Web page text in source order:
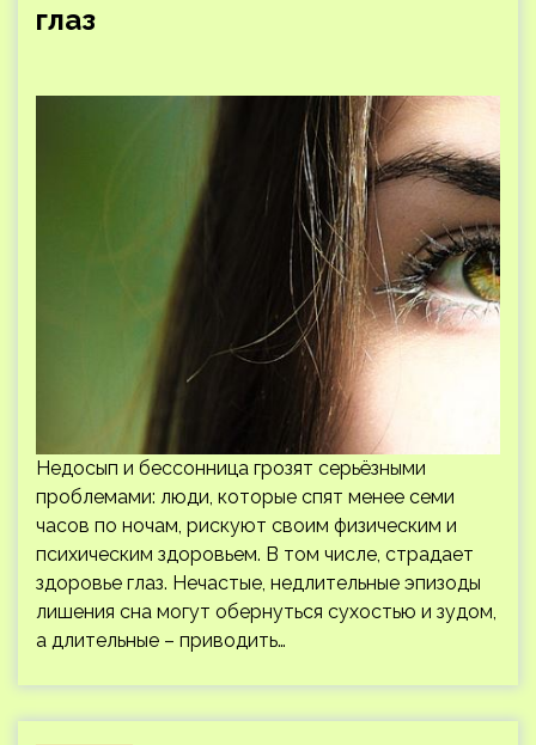
глаз
Недосып и бессонница грозят серьёзными
проблемами: люди, которые спят менее семи
часов по ночам, рискуют своим физическим и
психическим здоровьем. В том числе, страдает
здоровье глаз. Нечастые, недлительные эпизоды
лишения сна могут обернуться сухостью и зудом,
а длительные – приводить…